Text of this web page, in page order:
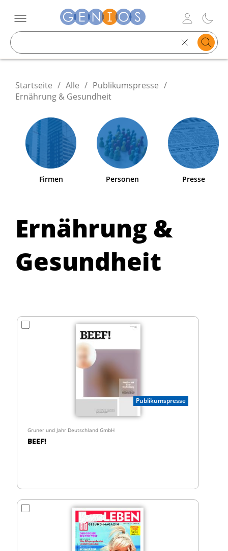
text
Startseite / Alle / Publikumspresse /
Ernährung & Gesundheit
Firmen Personen Presse
Ernährung &
Gesundheit
Publikumspresse
Gruner und Jahr Deutschland GmbH
BEEF!